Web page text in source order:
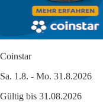
Coinstar
Sa. 1.8. - Mo. 31.8.2026
Gültig bis 31.08.2026